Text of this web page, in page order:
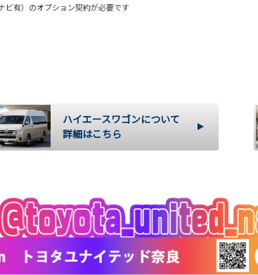
ビ有）のオプション契約が必要です
ハイエースワゴンについて
詳細はこちら